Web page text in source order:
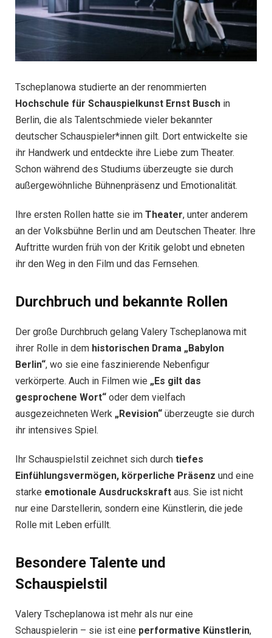
Tscheplanowa studierte an der renommierten
Hochschule für Schauspielkunst Ernst Busch in
Berlin, die als Talentschmiede vieler bekannter
deutscher Schauspieler*innen gilt. Dort entwickelte sie
ihr Handwerk und entdeckte ihre Liebe zum Theater.
Schon während des Studiums überzeugte sie durch
außergewöhnliche Bühnenpräsenz und Emotionalität.
Ihre ersten Rollen hatte sie im Theater, unter anderem
an der Volksbühne Berlin und am Deutschen Theater. Ihre
Auftritte wurden früh von der Kritik gelobt und ebneten
ihr den Weg in den Film und das Fernsehen.
Durchbruch und bekannte Rollen
Der große Durchbruch gelang Valery Tscheplanowa mit
ihrer Rolle in dem historischen Drama „Babylon
Berlin“, wo sie eine faszinierende Nebenfigur
verkörperte. Auch in Filmen wie „Es gilt das
gesprochene Wort“ oder dem vielfach
ausgezeichneten Werk „Revision“ überzeugte sie durch
ihr intensives Spiel.
Ihr Schauspielstil zeichnet sich durch tiefes
Einfühlungsvermögen, körperliche Präsenz und eine
starke emotionale Ausdruckskraft aus. Sie ist nicht
nur eine Darstellerin, sondern eine Künstlerin, die jede
Rolle mit Leben erfüllt.
Besondere Talente und
Schauspielstil
Valery Tscheplanowa ist mehr als nur eine
Schauspielerin – sie ist eine performative Künstlerin,